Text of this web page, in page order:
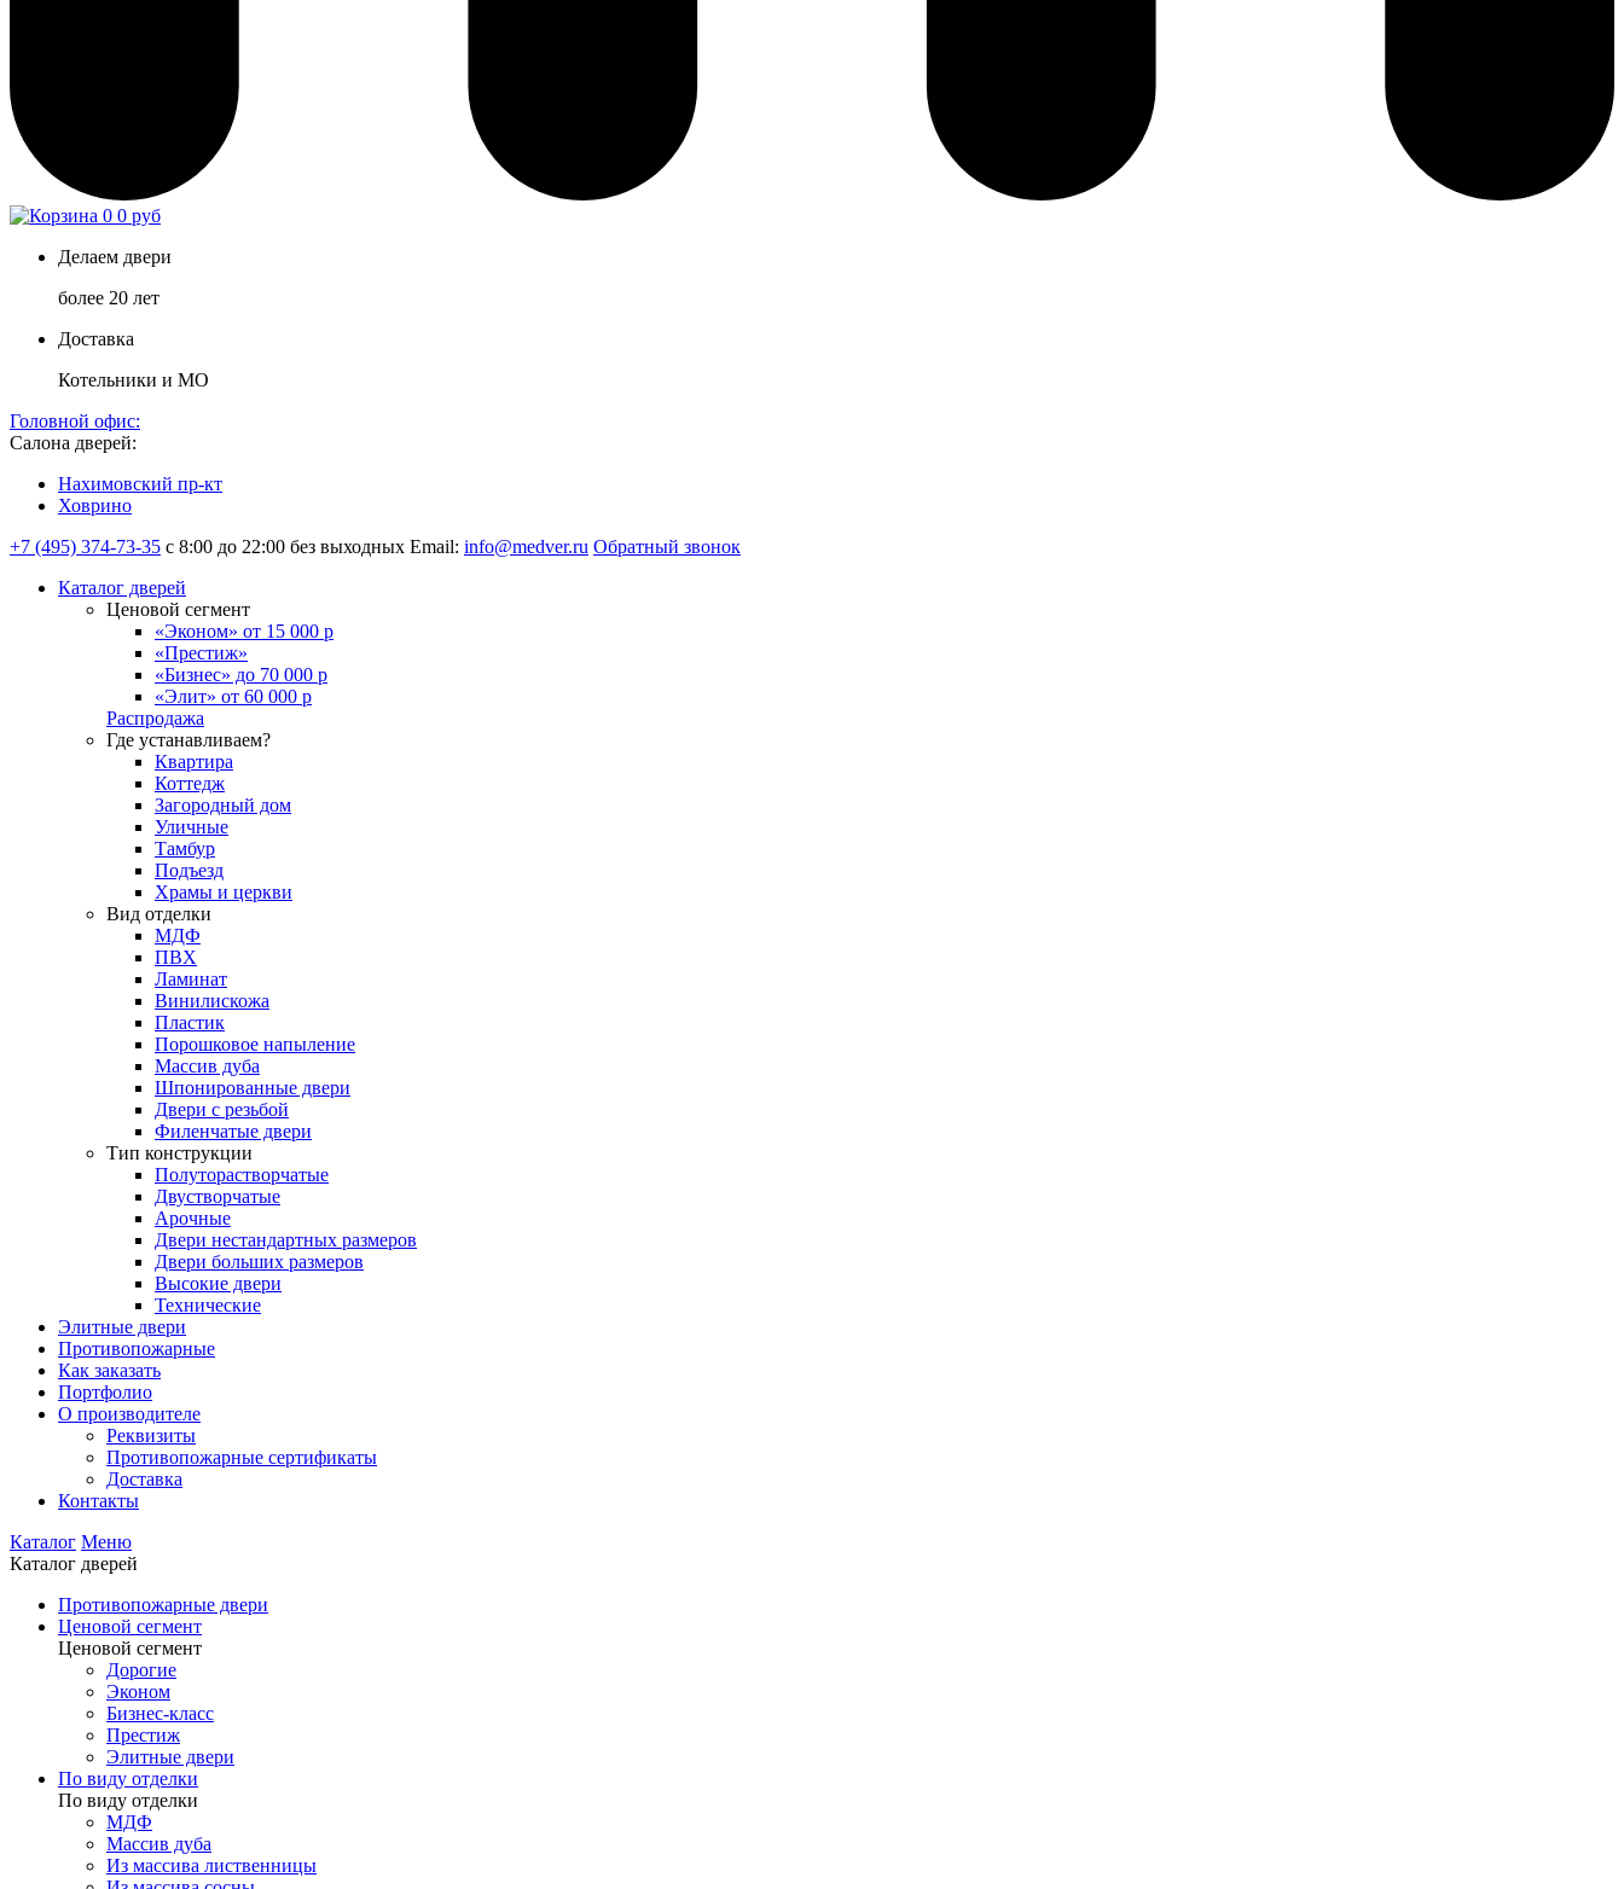
0 0 руб
Делаем двери
более 20 лет
Доставка
Котельники и МО
Головной офис:
Салона дверей:
Нахимовский пр-кт
Ховрино
+7 (495) 374-73-35 с 8:00 до 22:00 без выходных Email: info@medver.ru Обратный звонок
Каталог дверей
Ценовой сегмент
«Эконом» от 15 000 р
«Престиж»
«Бизнес» до 70 000 р
«Элит» от 60 000 р
Распродажа
Где устанавливаем?
Квартира
Коттедж
Загородный дом
Уличные
Тамбур
Подъезд
Храмы и церкви
Вид отделки
МДФ
ПВХ
Ламинат
Винилискожа
Пластик
Порошковое напыление
Массив дуба
Шпонированные двери
Двери с резьбой
Филенчатые двери
Тип конструкции
Полуторастворчатые
Двустворчатые
Арочные
Двери нестандартных размеров
Двери больших размеров
Высокие двери
Технические
Элитные двери
Противопожарные
Как заказать
Портфолио
О производителе
Реквизиты
Противопожарные сертификаты
Доставка
Контакты
Каталог Меню
Каталог дверей
Противопожарные двери
Ценовой сегмент
Ценовой сегмент
Дорогие
Эконом
Бизнес-класс
Престиж
Элитные двери
По виду отделки
По виду отделки
МДФ
Массив дуба
Из массива лиственницы